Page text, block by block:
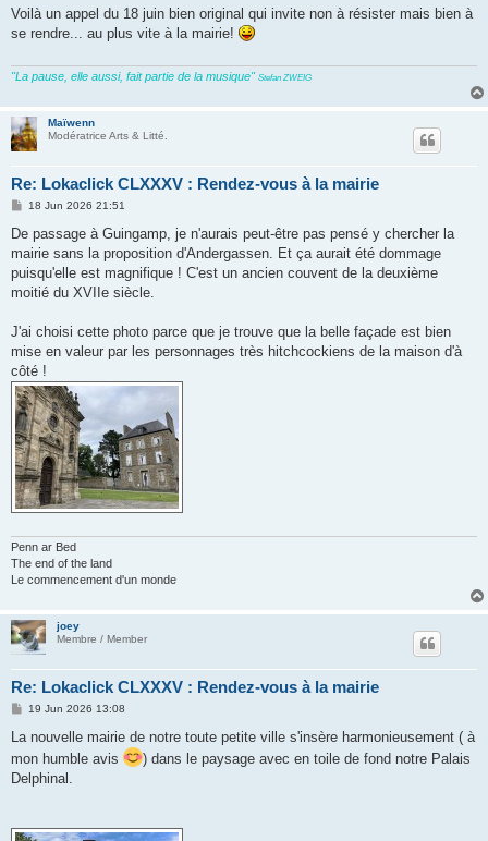
s
Voilà un appel du 18 juin bien original qui invite non à résister mais bien à
se rendre... au plus vite à la mairie!
"La pause, elle aussi, fait partie de la musique" Stefan ZWEIG
Maïwenn
Modératrice Arts & Litté.
Re: Lokaclick CLXXXV : Rendez-vous à la mairie
P
s
18 Jun 2026 21:51
De passage à Guingamp, je n'aurais peut-être pas pensé y chercher la
mairie sans la proposition d'Andergassen. Et ça aurait été dommage
puisqu'elle est magnifique ! C'est un ancien couvent de la deuxième
moitié du XVIIe siècle.
J'ai choisi cette photo parce que je trouve que la belle façade est bien
mise en valeur par les personnages très hitchcockiens de la maison d'à
côté !
Penn ar Bed
The end of the land
Le commencement d'un monde
joey
Membre / Member
Re: Lokaclick CLXXXV : Rendez-vous à la mairie
P
s
19 Jun 2026 13:08
La nouvelle mairie de notre toute petite ville s'insère harmonieusement ( à
mon humble avis
) dans le paysage avec en toile de fond notre Palais
Delphinal.